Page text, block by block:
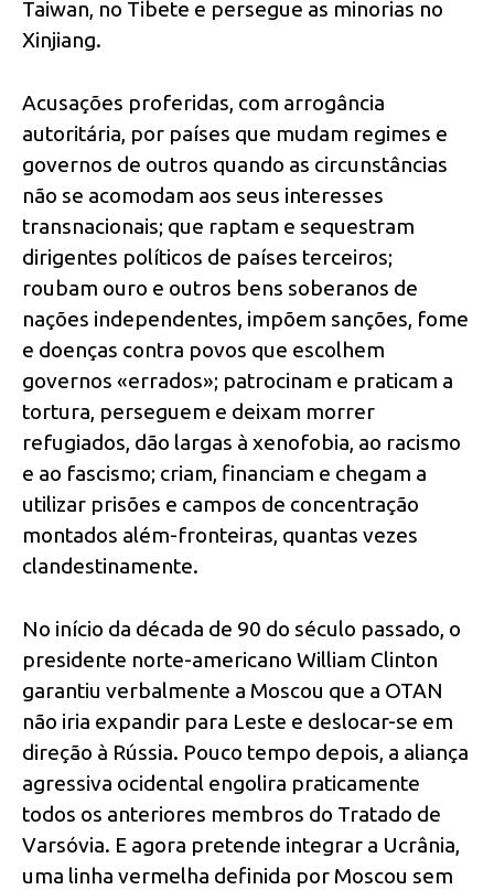
Taiwan, no Tibete e persegue as minorias no
Xinjiang.
Acusações proferidas, com arrogância
autoritária, por países que mudam regimes e
governos de outros quando as circunstâncias
não se acomodam aos seus interesses
transnacionais; que raptam e sequestram
dirigentes políticos de países terceiros;
roubam ouro e outros bens soberanos de
nações independentes, impõem sanções, fome
e doenças contra povos que escolhem
governos «errados»; patrocinam e praticam a
tortura, perseguem e deixam morrer
refugiados, dão largas à xenofobia, ao racismo
e ao fascismo; criam, financiam e chegam a
utilizar prisões e campos de concentração
montados além-fronteiras, quantas vezes
clandestinamente.
No início da década de 90 do século passado, o
presidente norte-americano William Clinton
garantiu verbalmente a Moscou que a OTAN
não iria expandir para Leste e deslocar-se em
direção à Rússia. Pouco tempo depois, a aliança
agressiva ocidental engolira praticamente
todos os anteriores membros do Tratado de
Varsóvia. E agora pretende integrar a Ucrânia,
uma linha vermelha definida por Moscou sem